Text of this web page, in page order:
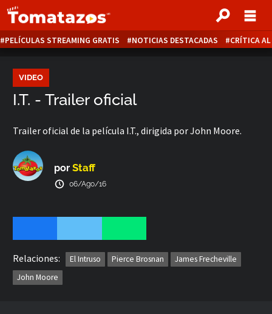
PELÍCULAS STREAMING GRATIS NOTICIAS DESTACADAS CRÍTICA
VIDEO
I.T. - Trailer oficial
Trailer oficial de la película I.T., dirigida por John Moore.
por Staff
06/Ago/16
Relaciones: El Intruso Pierce Brosnan
James Frecheville
John Moore